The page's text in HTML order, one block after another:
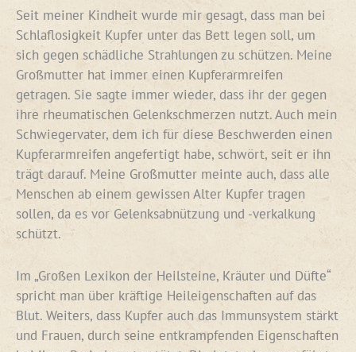
Seit meiner Kindheit wurde mir gesagt, dass man bei
Schlaflosigkeit Kupfer unter das Bett legen soll, um
sich gegen schädliche Strahlungen zu schützen. Meine
Großmutter hat immer einen Kupferarmreifen
getragen. Sie sagte immer wieder, dass ihr der gegen
ihre rheumatischen Gelenkschmerzen nutzt. Auch mein
Schwiegervater, dem ich für diese Beschwerden einen
Kupferarmreifen angefertigt habe, schwört, seit er ihn
trägt darauf. Meine Großmutter meinte auch, dass alle
Menschen ab einem gewissen Alter Kupfer tragen
sollen, da es vor Gelenksabnützung und -verkalkung
schützt.
Im „Großen Lexikon der Heilsteine, Kräuter und Düfte“
spricht man über kräftige Heileigenschaften auf das
Blut. Weiters, dass Kupfer auch das Immunsystem stärkt
und Frauen, durch seine entkrampfenden Eigenschaften